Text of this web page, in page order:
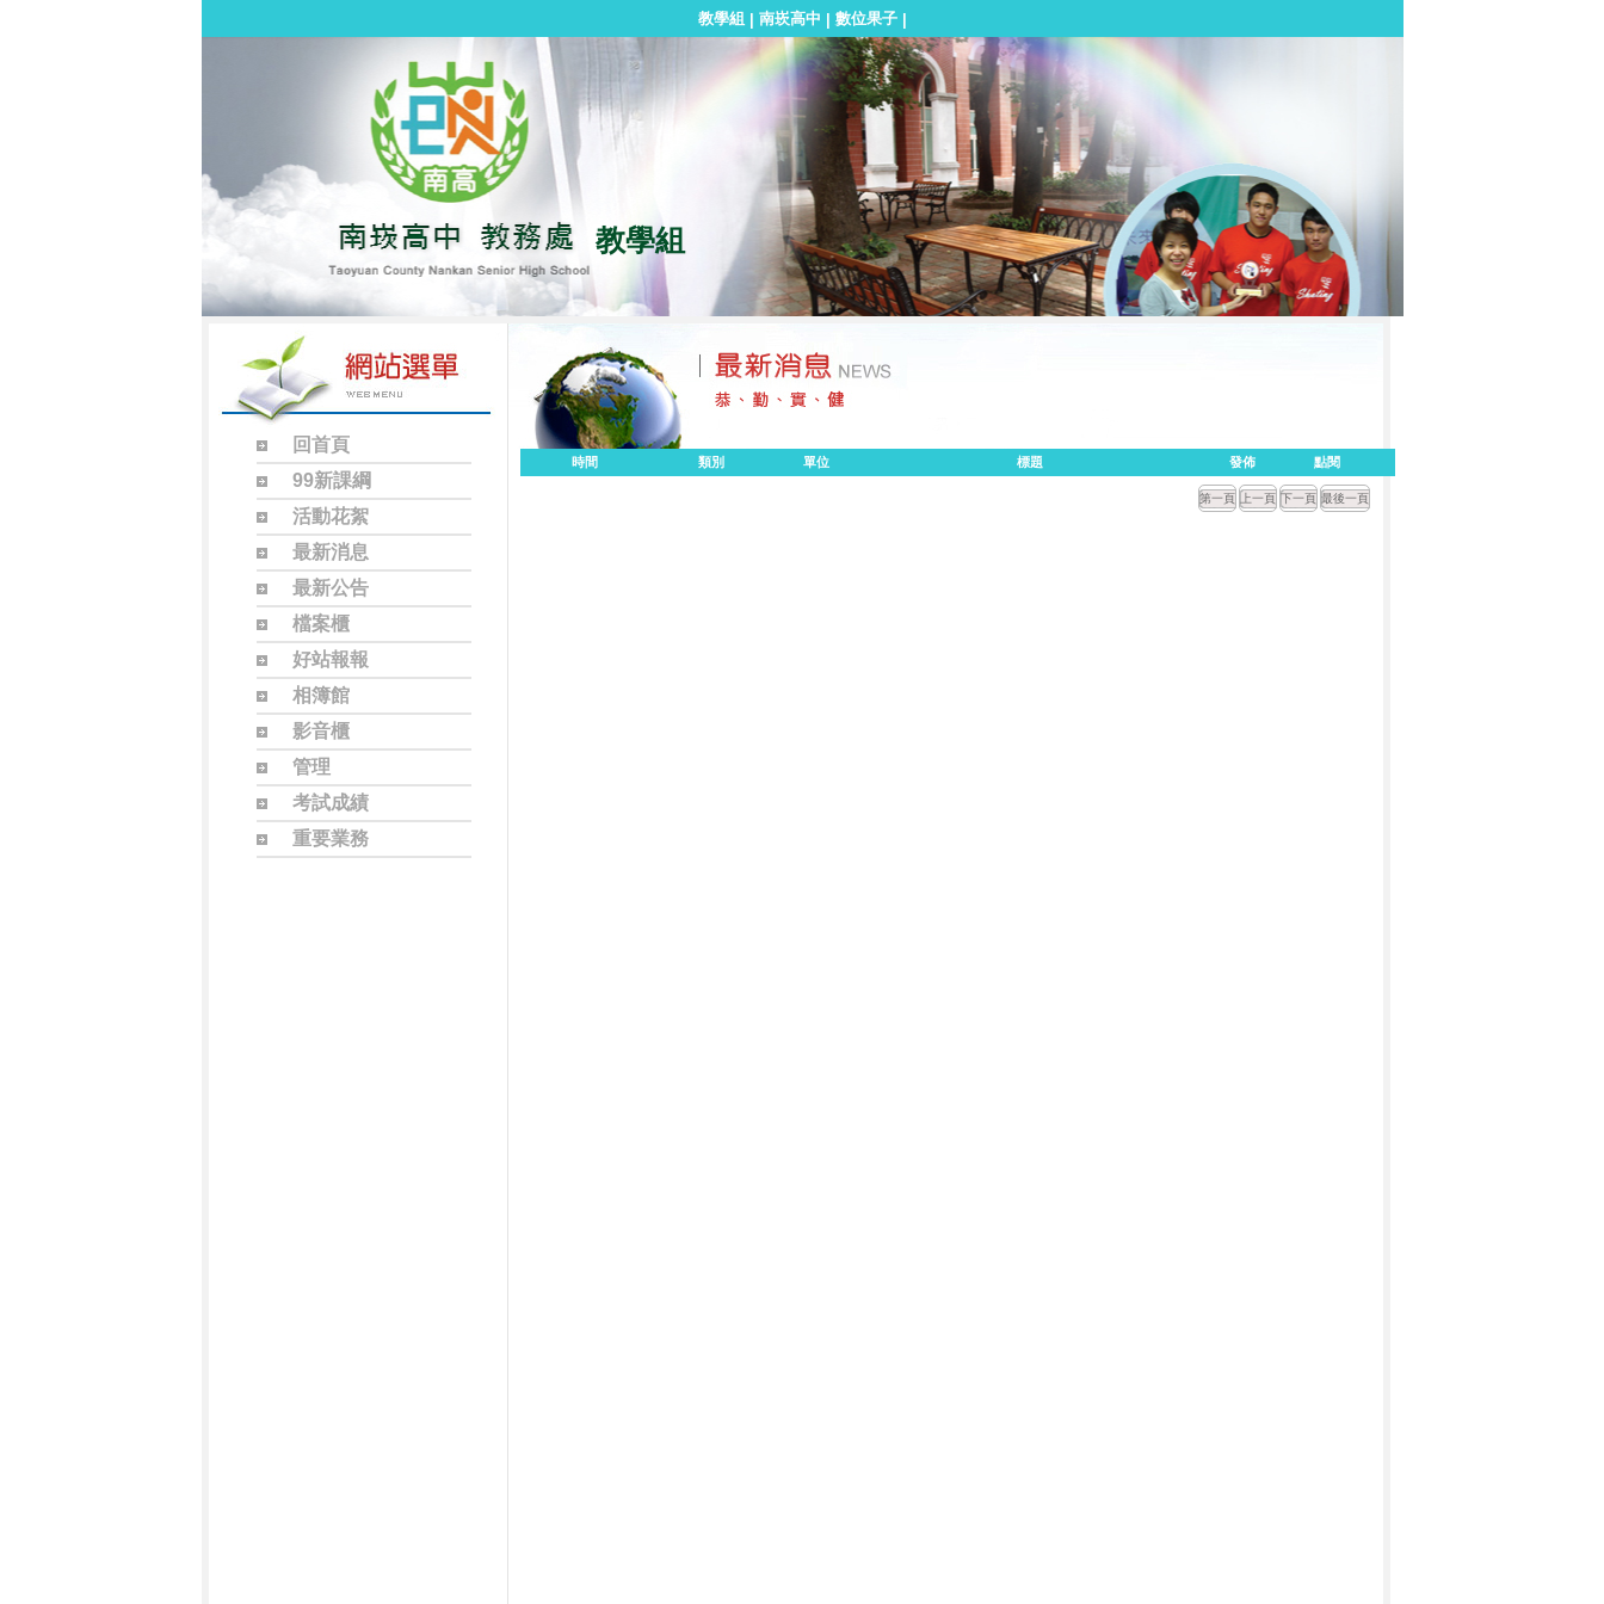
教學組 | 南崁高中 | 數位果子|
教學組
回首頁
99新課綱
活動花絮
最新消息
最新公告
檔案櫃
好站報報
相簿館
影音櫃
管理
考試成績
重要業務
時間 類別 單位 標題 發佈 點閱
第一頁 上一頁 下一頁 最後一頁